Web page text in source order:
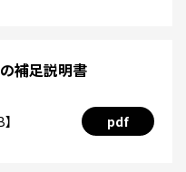
補足説明書
pdf